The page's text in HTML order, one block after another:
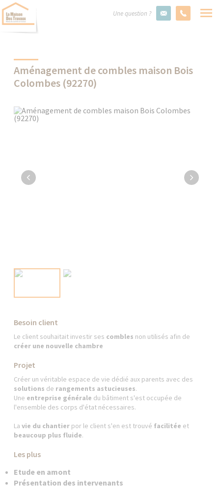
Une question ?
Aménagement de combles maison Bois
Colombes (92270)
Besoin client
Le client souhaitait investir ses combles non utilisés afin de
créer une nouvelle chambre
Projet
Créer un véritable espace de vie dédié aux parents avec des
solutions de rangements astucieuses.
Une entreprise générale du bâtiment s'est occupée de
l'ensemble des corps d'état nécessaires.
Lavie du chantier por le client s'en est trouvé facilitée et
beaucoup plus fluide.
Les plus
Etude en amont
Présentation des intervenants